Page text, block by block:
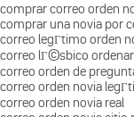
comprar correo orden
comprar una novia por
correo legГ­timo orden
correo lГ©sbico
correo orden de
correo orden novia
correo orden novia real